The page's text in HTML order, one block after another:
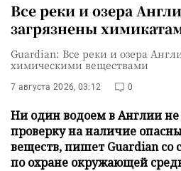
Все реки и озера
загрязнены
Guardian: Все реки и озера
химическими веществами
7 августа 2026, 03:12 0
Ни один водоем в Англии
проверку на наличие
веществ, пишет Guardian со
по охране окружающей